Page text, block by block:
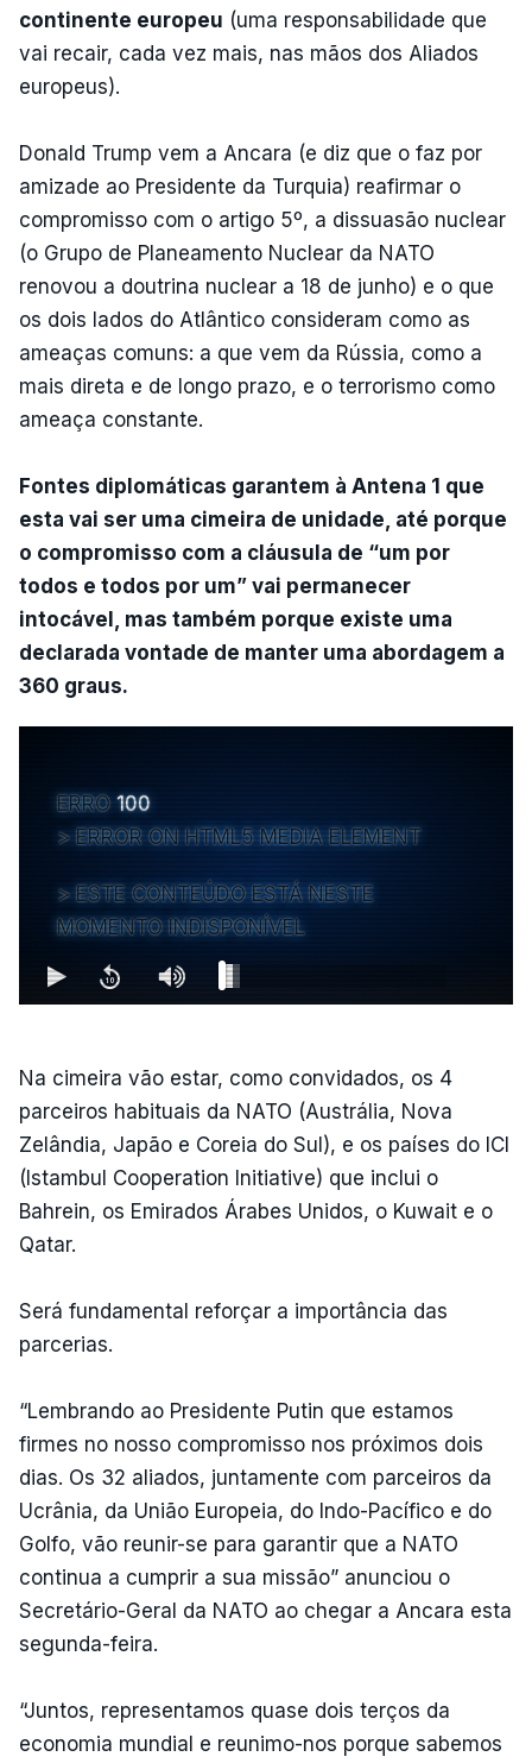
continente europeu (uma responsabilidade que
vai recair, cada vez mais, nas mãos dos Aliados
europeus).
Donald Trump vem a Ancara (e diz que o faz por
amizade ao Presidente da Turquia) reafirmar o
compromisso com o artigo 5º, a dissuasão nuclear
(o Grupo de Planeamento Nuclear da NATO
renovou a doutrina nuclear a 18 de junho) e o que
os dois lados do Atlântico consideram como as
ameaças comuns: a que vem da Rússia, como a
mais direta e de longo prazo, e o terrorismo como
ameaça constante.
Fontes diplomáticas garantem à Antena 1 que
esta vai ser uma cimeira de unidade, até porque
o compromisso com a cláusula de “um por
todos e todos por um” vai permanecer
intocável, mas também porque existe uma
declarada vontade de manter uma abordagem a
360 graus.
ERRO 100
ERROR ON HTML5 MEDIA ELEMENT
ESTE CONTEÚDO ESTÁ NESTE
MOMENTO INDISPONÍVEL
Na cimeira vão estar, como convidados, os 4
parceiros habituais da NATO (Austrália, Nova
Zelândia, Japão e Coreia do Sul), e os países do ICI
(Istambul Cooperation Initiative) que inclui o
Bahrein, os Emirados Árabes Unidos, o Kuwait e o
Qatar.
Será fundamental reforçar a importância das
parcerias.
“Lembrando ao Presidente Putin que estamos
firmes no nosso compromisso nos próximos dois
dias. Os 32 aliados, juntamente com parceiros da
Ucrânia, da União Europeia, do Indo-Pacífico e do
Golfo, vão reunir-se para garantir que a NATO
continua a cumprir a sua missão” anunciou o
Secretário-Geral da NATO ao chegar a Ancara esta
segunda-feira.
“Juntos, representamos quase dois terços da
economia mundial e reunimo-nos porque sabemos